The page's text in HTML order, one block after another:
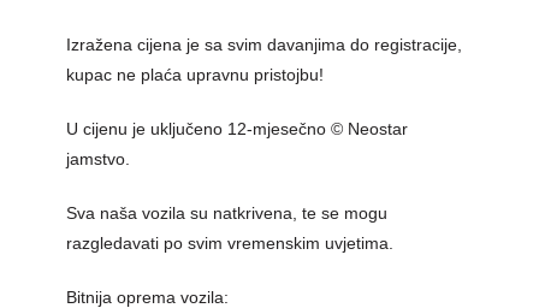
Izražena cijena je sa svim davanjima do registracije,
kupac ne plaća upravnu pristojbu!
U cijenu je uključeno 12-mjesečno © Neostar
jamstvo.
Sva naša vozila su natkrivena, te se mogu
razgledavati po svim vremenskim uvjetima.
Bitnija oprema vozila: